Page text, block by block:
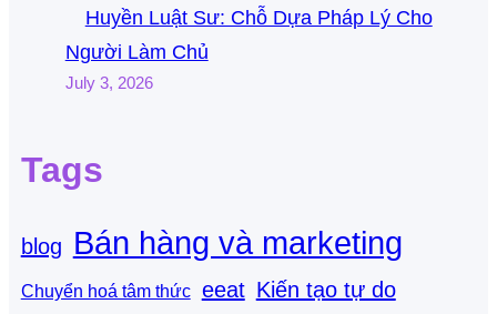
Huyền Luật Sư: Chỗ Dựa Pháp Lý Cho
Người Làm Chủ
July 3, 2026
Tags
blog Bán hàng và marketing
Chuyển hoá tâm thức eeat Kiến tạo tự do